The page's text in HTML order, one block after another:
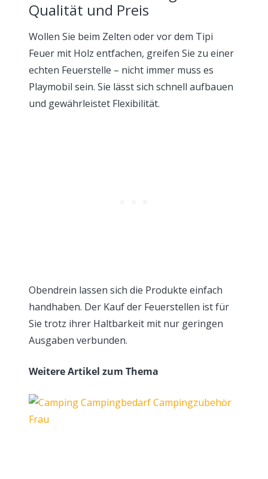
Qualität und Preis
Wollen Sie beim Zelten oder vor dem Tipi
Feuer mit Holz entfachen, greifen Sie zu einer
echten Feuerstelle – nicht immer muss es
Playmobil sein. Sie lässt sich schnell aufbauen
und gewährleistet Flexibilität.
Obendrein lassen sich die Produkte einfach
handhaben. Der Kauf der Feuerstellen ist für
Sie trotz ihrer Haltbarkeit mit nur geringen
Ausgaben verbunden.
Weitere Artikel zum Thema